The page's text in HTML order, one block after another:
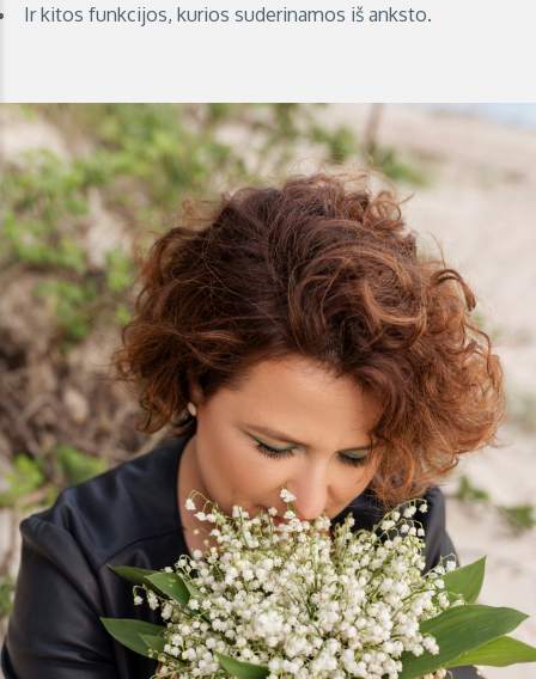
Ir kitos funkcijos, kurios suderinamos iš anksto.